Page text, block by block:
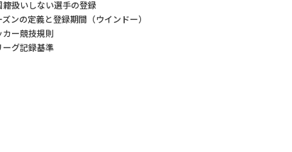
籍扱いしない選手の登録
ズンの定義と登録期間（ウインドー）
カー競技規則
ーグ記録基準